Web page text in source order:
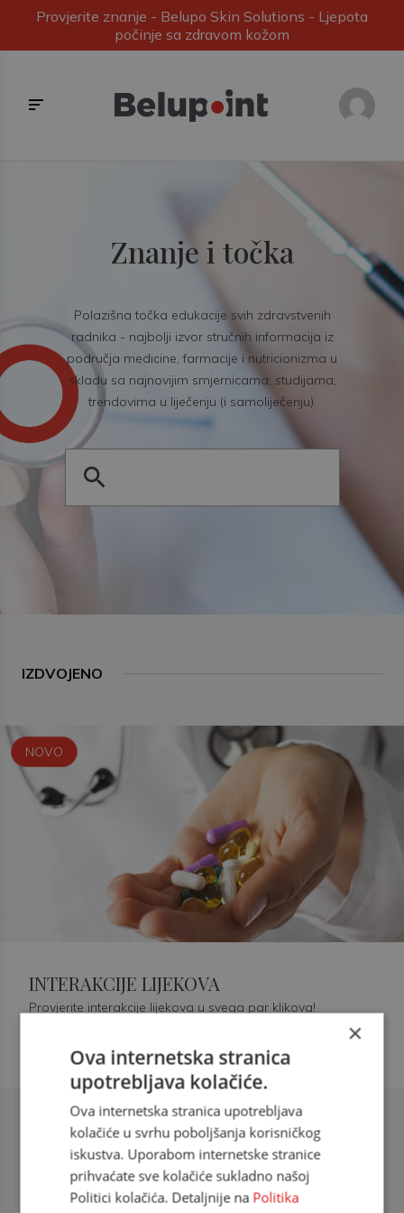
Provjerite znanje - Belupo Skin Solutions - Ljepota
počinje sa zdravom kožom
Znanje i točka
Polazišna točka edukacije svih zdravstvenih
radnika - najbolji izvor stručnih informacija iz
područja medicine, farmacije i nutricionizma u
skladu sa najnovijim smjernicama, studijama,
trendovima u liječenju (i samoliječenju).
IZDVOJENO
Šećerna bolest tip 2 = kardiovaskularna
doc. dr. sc. Višnja Kokić Maleš,
dr.med., specijalististica
NOVO
INTERAKCIJE LIJEKOVA
Provjerite interakcije lijekova u svega par klikova!
×
Ova internetska stranica
upotrebljava kolačiće.
Ova internetska stranica upotrebljava
kolačiće u svrhu poboljšanja korisničkog
iskustva. Uporabom internetske stranice
prihvaćate sve kolačiće sukladno našoj
Politici kolačića. Detaljnije na Politika